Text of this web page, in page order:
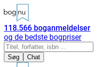
118.566 boganmeldelser
og de bedste bogpriser
Søg Chat